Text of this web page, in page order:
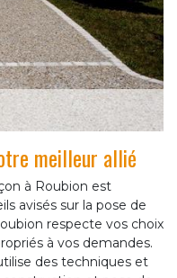
meilleur allié
à Roubion est
avisés sur la pose de
respecte vos choix
à vos demandes.
des techniques et